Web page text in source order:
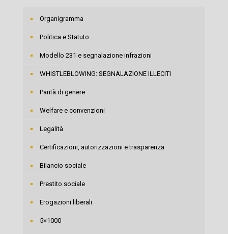
Organigramma
Politica e Statuto
Modello 231 e segnalazione infrazioni
WHISTLEBLOWING: SEGNALAZIONE ILLECITI
Parità di genere
Welfare e convenzioni
Legalità
Certificazioni, autorizzazioni e trasparenza
Bilancio sociale
Prestito sociale
Erogazioni liberali
5×1000